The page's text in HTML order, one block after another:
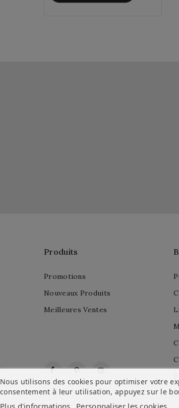
FacebookPinterestInstagram
Produits
Promotions
Nouveaux Produits
Meilleures Ventes
Nous utilisons des cookies pour optimiser votre
consentement à leur utilisation, appuyez sur le
Plus d'informations Personnaliser les cookies